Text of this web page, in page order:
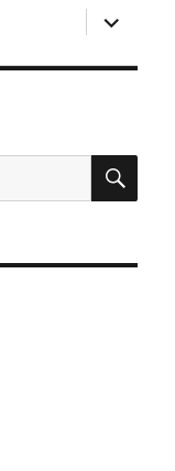
laienda